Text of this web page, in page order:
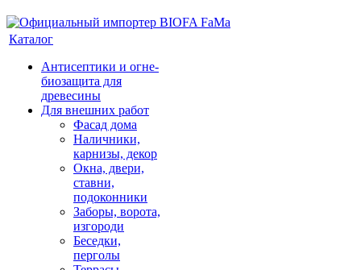
Каталог
Антисептики и огне-
биозащита для
древесины
Для внешних работ
Фасад дома
Наличники,
карнизы, декор
Окна, двери,
ставни,
подоконники
Заборы, ворота,
изгороди
Беседки,
перголы